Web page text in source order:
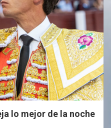
lo mejor de la noche